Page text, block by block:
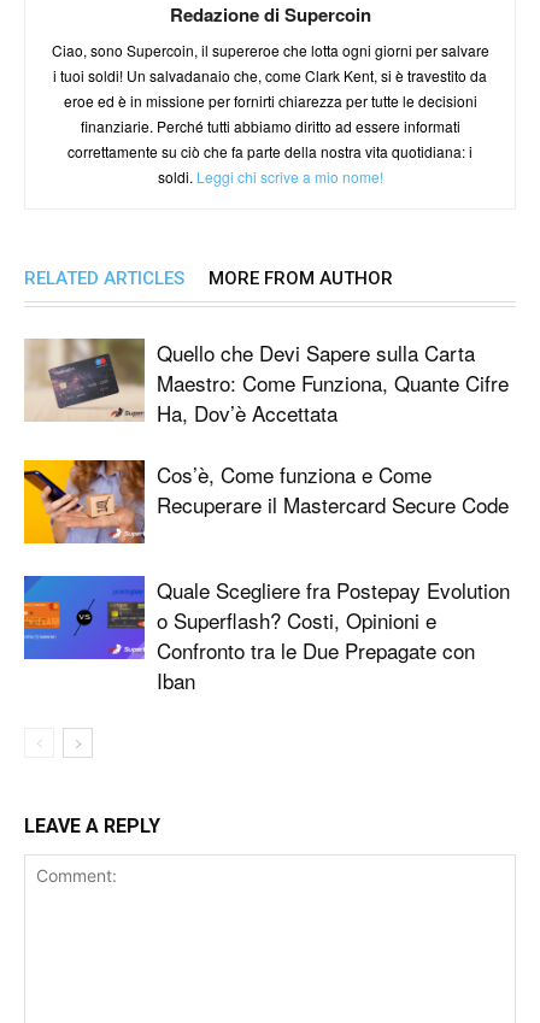
Redazione di Supercoin
Ciao, sono Supercoin, il supereroe che lotta ogni giorni per salvare
i tuoi soldi! Un salvadanaio che, come Clark Kent, si è travestito da
eroe ed è in missione per fornirti chiarezza per tutte le decisioni
finanziarie. Perché tutti abbiamo diritto ad essere informati
correttamente su ciò che fa parte della nostra vita quotidiana: i
soldi. Leggi chi scrive a mio nome!
RELATED ARTICLES MORE FROM AUTHOR
Quello che Devi Sapere sulla Carta
Maestro: Come Funziona, Quante Cifre
Ha, Dov’è Accettata
Cos’è, Come funziona e Come
Recuperare il Mastercard Secure Code
Quale Scegliere fra Postepay Evolution
o Superflash? Costi, Opinioni e
Confronto tra le Due Prepagate con
Iban
LEAVE A REPLY